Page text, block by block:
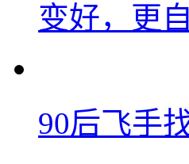
变好，更
90后飞手